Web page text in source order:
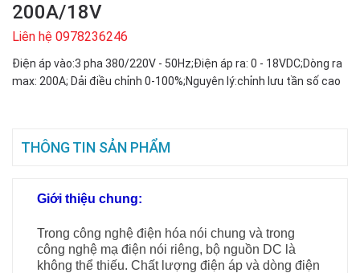
200A/18V
Liên hệ 0978236246
Điện áp vào:3 pha 380/220V - 50Hz;Điện áp ra: 0 - 18VDC;Dòng ra
max: 200A; Dải điều chỉnh 0-100%;Nguyên lý:chỉnh lưu tần số cao
THÔNG TIN SẢN PHẨM
Giới thiệu chung:
Trong công nghệ điện hóa nói chung và trong
công nghệ mạ điện nói riêng, bộ nguồn DC là
không thể thiếu. Chất lượng điện áp và dòng điện